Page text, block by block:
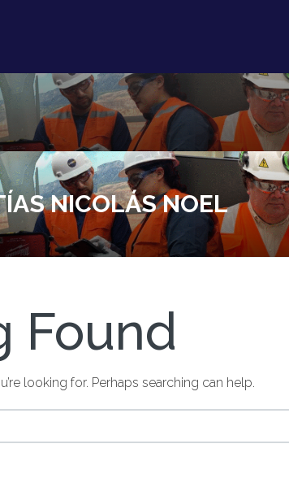
NICOLÁS NOEL
Found
looking for. Perhaps searching can help.